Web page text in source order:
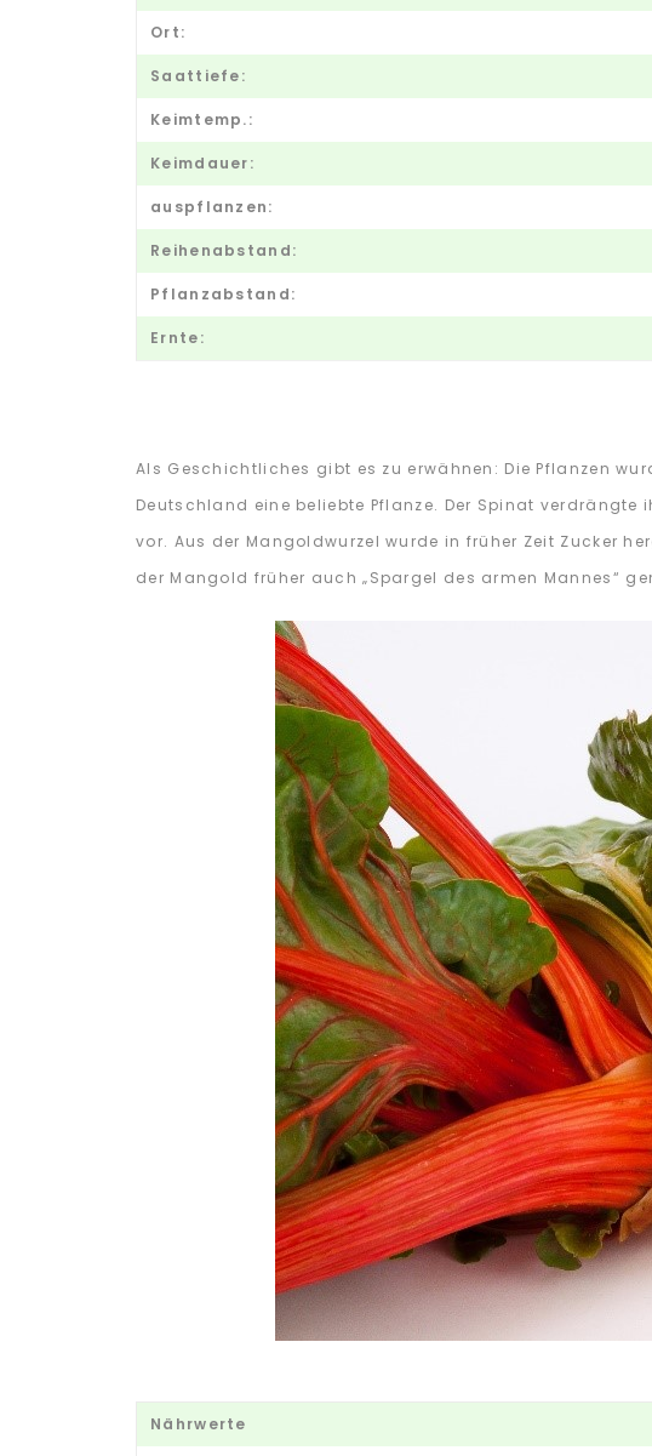
Ort:
Saattiefe:
Keimtemp.:
Keimdauer:
auspflanzen:
Reihenabstand:
Pflanzabstand:
Ernte:
Als Geschichtliches gibt es zu erwähnen: Die Pflanzen
Deutschland eine beliebte Pflanze. Der Spinat
vor. Aus der Mangoldwurzel wurde in früher Zeit Zucker
der Mangold früher auch „Spargel des armen Mannes“
Nährwerte